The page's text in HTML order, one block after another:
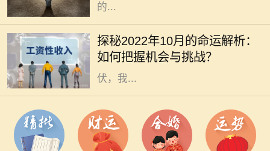
的...
探秘2022年10月的命运解析：
如何把握机会与挑战？
在瞬息万变的时代，掌握运势的变迁
对我们的生活、工作和人际关系都有
着不可忽视的影响。2022年10月，
正值秋季的深处，各种能量此起彼
伏，我...